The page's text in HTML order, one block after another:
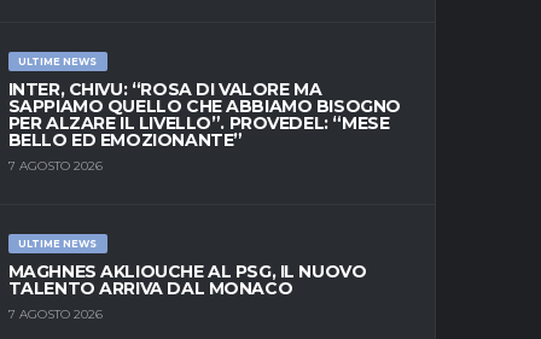
ULTIME NEWS
INTER, CHIVU: “ROSA DI VALORE MA
SAPPIAMO QUELLO CHE ABBIAMO BISOGNO
PER ALZARE IL LIVELLO”. PROVEDEL: “MESE
BELLO ED EMOZIONANTE”
7 AGOSTO 2026
ULTIME NEWS
MAGHNES AKLIOUCHE AL PSG, IL NUOVO
TALENTO ARRIVA DAL MONACO
7 AGOSTO 2026